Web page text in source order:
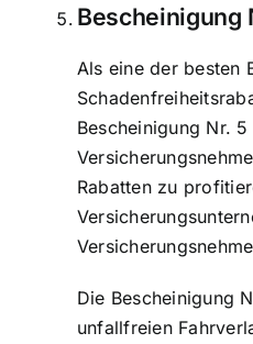
Bescheinigung
Als eine der besten
Bescheinigung Nr. 5
Rabatten zu
Die Bescheinigung
unfallfreien